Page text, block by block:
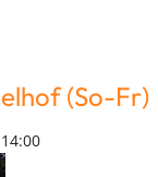
(So-Fr)